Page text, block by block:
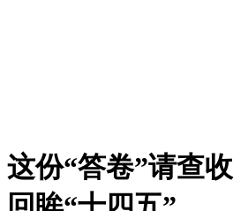
这份“答卷”请查